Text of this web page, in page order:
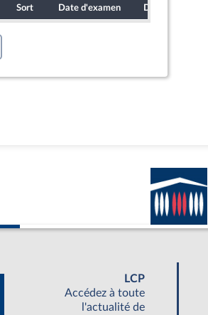
Sort Date d'examen Date de dépôt
LCP
Accédez à toute
l'actualité de